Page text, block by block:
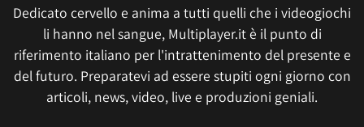
Dedicato cervello e anima a tutti quelli che i videogiochi
li hanno nel sangue, Multiplayer.it è il punto di
riferimento italiano per l'intrattenimento del presente e
del futuro. Preparatevi ad essere stupiti ogni giorno con
articoli, news, video, live e produzioni geniali.